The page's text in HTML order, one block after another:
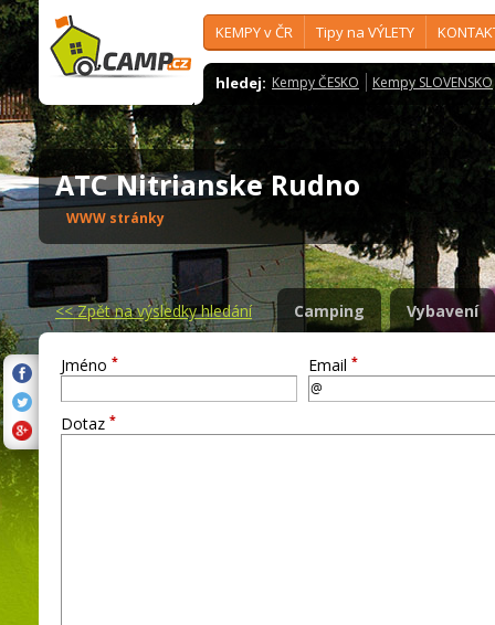
KEMPY v ČR Tipy na VÝLETY
hledej: Kempy ČESKO Kempy SLOVENSKO
ATC Nitrianske Rudno
WWW stránky
<<Zpět na výsledky hledání Camping Vybavení
Jméno * Email *
Dotaz *